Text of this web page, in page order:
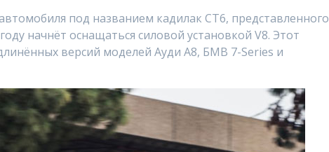
под названием кадилак CT6, представленного
начнёт оснащаться силовой установкой V8. Этот
версий моделей Ауди A8, БМВ 7-Series и